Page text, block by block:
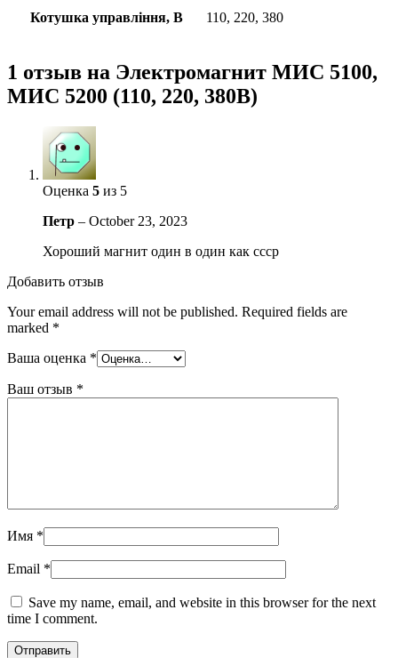
Котушка управління, В 110, 220, 380
1 отзыв на Электромагнит МИС 5100,
МИС 5200 (110, 220, 380В)
Оценка 5 из 5
Петр – October 23, 2023
Хороший магнит один в один как ссср
Добавить отзыв
Your email address will not be published. Required fields are
marked *
Ваша оценка *
Ваш отзыв *
Имя *
Email *
Save my name, email, and website in this browser for the next
time I comment.